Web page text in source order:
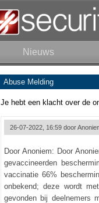
Nieuws
Abuse Melding
Je hebt een klacht over de
26-07-2022, 16:59 door
Door Anoniem: Door
gevaccineerden
vaccinatie 66%
onbekend; deze wordt
gevonden bij deelnemers